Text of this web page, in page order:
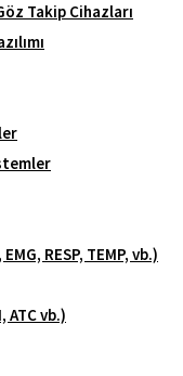
Takip Cihazları
RESP, TEMP, vb.)
ATC vb.)